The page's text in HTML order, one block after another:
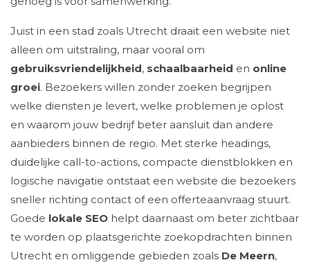
Juist in een stad zoals Utrecht draait een website niet
alleen om uitstraling, maar vooral om
gebruiksvriendelijkheid, schaalbaarheid en online
groei. Bezoekers willen zonder zoeken begrijpen
welke diensten je levert, welke problemen je oplost
en waarom jouw bedrijf beter aansluit dan andere
aanbieders binnen de regio. Met sterke headings,
duidelijke call-to-actions, compacte dienstblokken en
logische navigatie ontstaat een website die bezoekers
sneller richting contact of een offerteaanvraag stuurt.
Goede lokale SEO helpt daarnaast om beter zichtbaar
te worden op plaatsgerichte zoekopdrachten binnen
Utrecht en omliggende gebieden zoals De Meern,